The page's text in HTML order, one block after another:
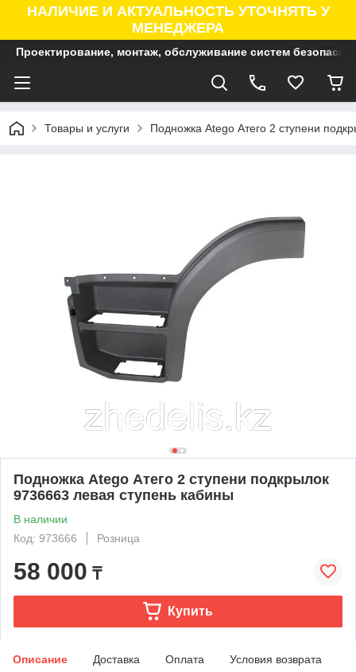
НАЛИЧИЕ И АКТУАЛЬНОСТЬ УТОЧНЯТЬ У
МЕНЕДЖЕРА
Проектирование, монтаж, обслуживание систем
Товары и услуги Подножка Atego Атего 2 ступени
Подножка Atego Атего 2 ступени подкрылок
9736663 левая ступень кабины
В наличии
Код: 973666
Розница
58 000 ₸
Купить
Описание Доставка Оплата Условия возврата